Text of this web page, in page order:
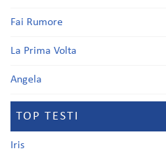
Fai Rumore
La Prima Volta
Angela
TOP TESTI
Iris